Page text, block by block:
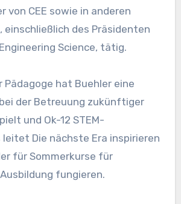
von CEE sowie in anderen
einschließlich des Präsidenten
Science, tätig.
Pädagoge hat Buehler eine
der Betreuung zukünftiger
und Ok-12 STEM-
leitet Die nächste Era inspirieren
für Sommerkurse für
fungieren.